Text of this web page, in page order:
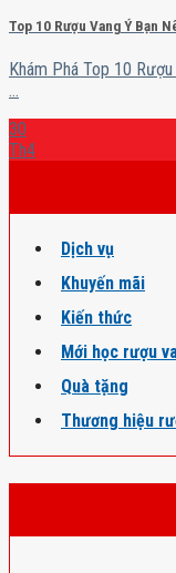
Top 10 Rượu Vang Ý Bạn
Khám Phá Top 10
...
30
Th4
Dịch vụ
Khuyến mãi
Kiến thức
Mới học rượu
Quà tặng
Thương hiệu